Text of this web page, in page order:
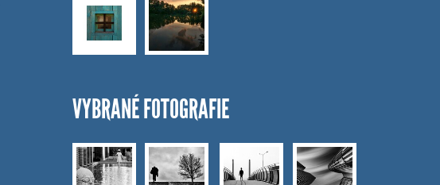
VYBRANÉ FOTOGRAFIE